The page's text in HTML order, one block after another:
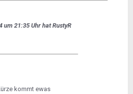
um 21:35 Uhr hat RustyR
kommt ewas